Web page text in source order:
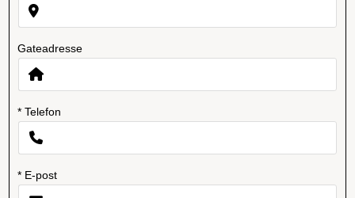
Gateadresse
* Telefon
* E-post